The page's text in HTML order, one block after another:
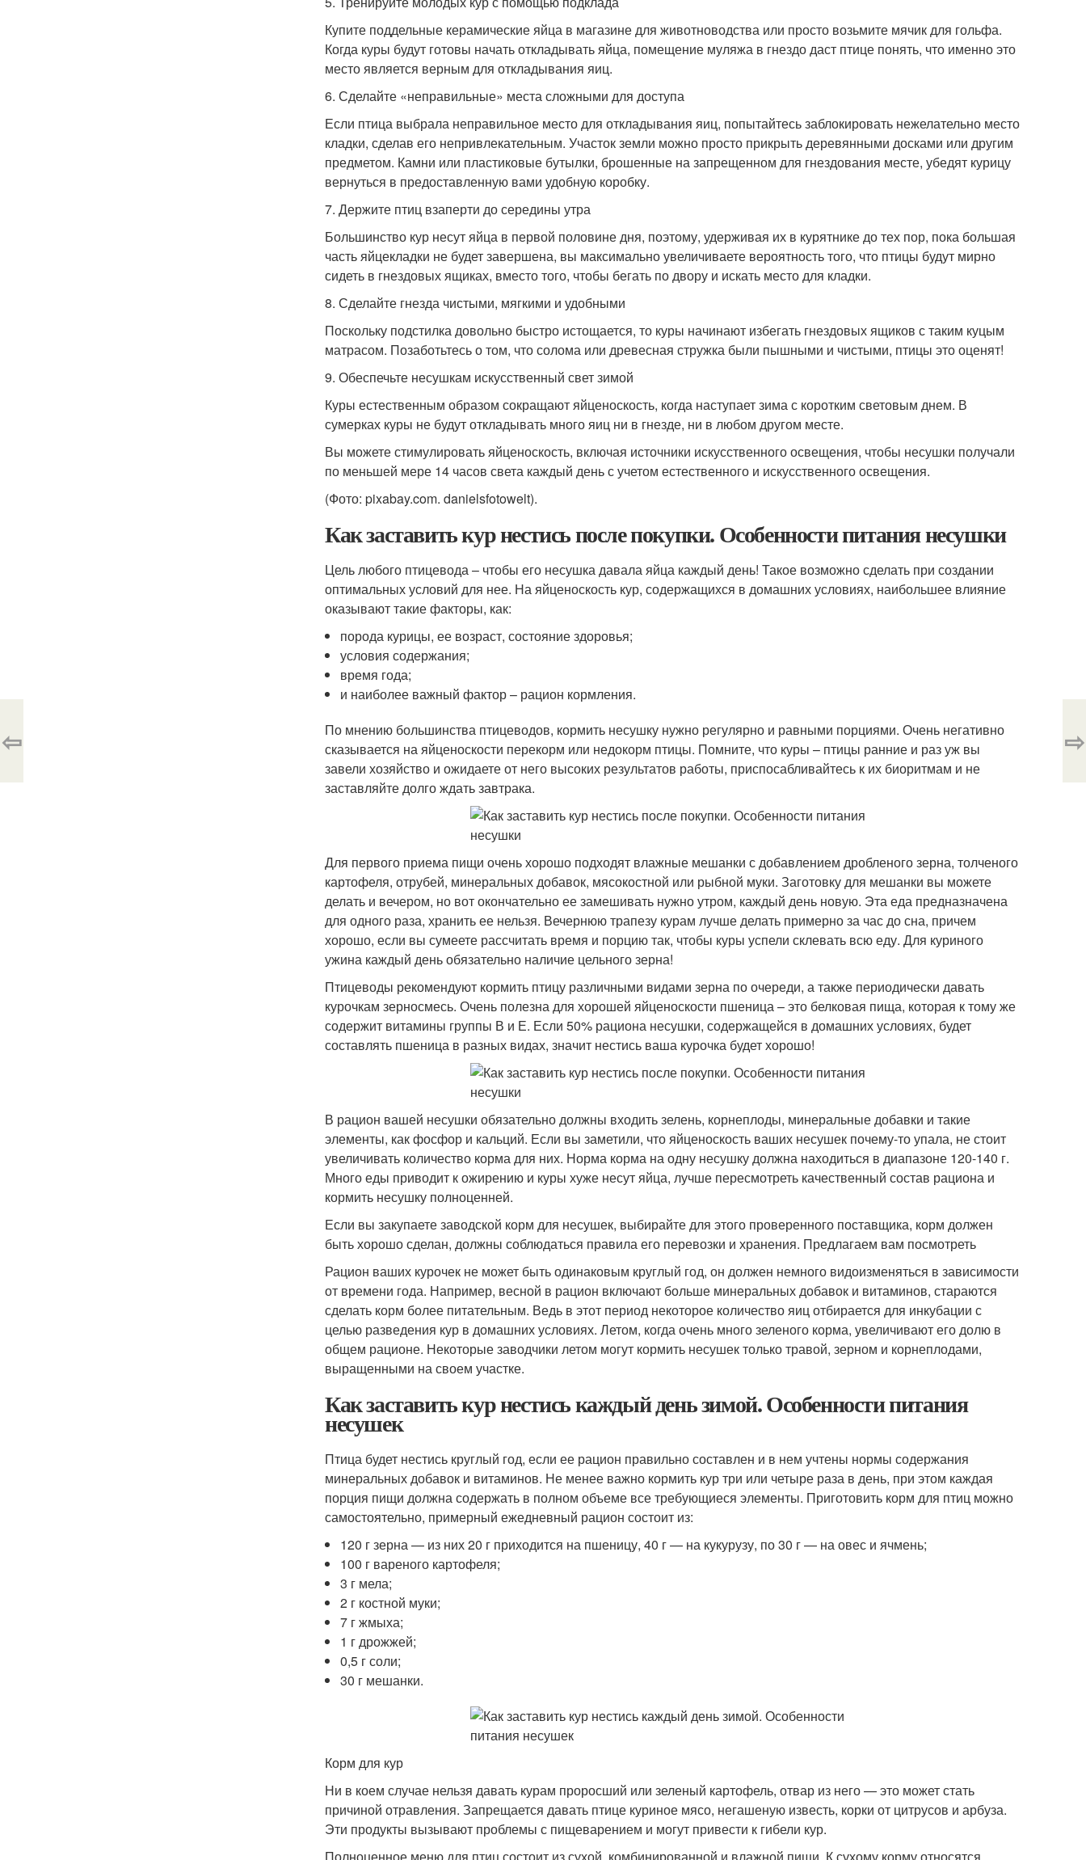
Купите поддельные керамические яйца в магазине для животноводства или просто возьмите мячик для гольфа.
Когда куры будут готовы начать откладывать яйца, помещение муляжа в гнездо даст птице понять, что именно это
место является верным для откладывания яиц.
6. Сделайте «неправильные» места сложными для доступа
Если птица выбрала неправильное место для откладывания яиц, попытайтесь заблокировать нежелательно место
кладки, сделав его непривлекательным. Участок земли можно просто прикрыть деревянными досками или другим
предметом. Камни или пластиковые бутылки, брошенные на запрещенном для гнездования месте, убедят курицу
вернуться в предоставленную вами удобную коробку.
7. Держите птиц взаперти до середины утра
Большинство кур несут яйца в первой половине дня, поэтому, удерживая их в курятнике до тех пор, пока большая
часть яйцекладки не будет завершена, вы максимально увеличиваете вероятность того, что птицы будут мирно
сидеть в гнездовых ящиках, вместо того, чтобы бегать по двору и искать место для кладки.
8. Сделайте гнезда чистыми, мягкими и удобными
Поскольку подстилка довольно быстро истощается, то куры начинают избегать гнездовых ящиков с таким куцым
матрасом. Позаботьтесь о том, что солома или древесная стружка были пышными и чистыми, птицы это оценят!
9. Обеспечьте несушкам искусственный свет зимой
Куры естественным образом сокращают яйценоскость, когда наступает зима с коротким световым днем. В
сумерках куры не будут откладывать много яиц ни в гнезде, ни в любом другом месте.
Вы можете стимулировать яйценоскость, включая источники искусственного освещения, чтобы несушки получали
по меньшей мере 14 часов света каждый день с учетом естественного и искусственного освещения.
(Фото: pixabay.com. danielsfotowelt).
Как заставить кур нестись после покупки. Особенности питания несушки
Цель любого птицевода – чтобы его несушка давала яйца каждый день! Такое возможно сделать при создании
оптимальных условий для нее. На яйценоскость кур, содержащихся в домашних условиях, наибольшее влияние
оказывают такие факторы, как:
порода курицы, ее возраст, состояние здоровья;
условия содержания;
время года;
и наиболее важный фактор – рацион кормления.
По мнению большинства птицеводов, кормить несушку нужно регулярно и равными порциями. Очень негативно
сказывается на яйценоскости перекорм или недокорм птицы. Помните, что куры – птицы ранние и раз уж вы
завели хозяйство и ожидаете от него высоких результатов работы, приспосабливайтесь к их биоритмам и не
заставляйте долго ждать завтрака.
Для первого приема пищи очень хорошо подходят влажные мешанки с добавлением дробленого зерна, толченого
картофеля, отрубей, минеральных добавок, мясокостной или рыбной муки. Заготовку для мешанки вы можете
делать и вечером, но вот окончательно ее замешивать нужно утром, каждый день новую. Эта еда предназначена
для одного раза, хранить ее нельзя. Вечернюю трапезу курам лучше делать примерно за час до сна, причем
хорошо, если вы сумеете рассчитать время и порцию так, чтобы куры успели склевать всю еду. Для куриного
ужина каждый день обязательно наличие цельного зерна!
Птицеводы рекомендуют кормить птицу различными видами зерна по очереди, а также периодически давать
курочкам зерносмесь. Очень полезна для хорошей яйценоскости пшеница – это белковая пища, которая к тому же
содержит витамины группы В и Е. Если 50% рациона несушки, содержащейся в домашних условиях, будет
составлять пшеница в разных видах, значит нестись ваша курочка будет хорошо!
В рацион вашей несушки обязательно должны входить зелень, корнеплоды, минеральные добавки и такие
элементы, как фосфор и кальций. Если вы заметили, что яйценоскость ваших несушек почему-то упала, не стоит
увеличивать количество корма для них. Норма корма на одну несушку должна находиться в диапазоне 120-140 г.
Много еды приводит к ожирению и куры хуже несут яйца, лучше пересмотреть качественный состав рациона и
кормить несушку полноценней.
Если вы закупаете заводской корм для несушек, выбирайте для этого проверенного поставщика, корм должен
быть хорошо сделан, должны соблюдаться правила его перевозки и хранения. Предлагаем вам посмотреть
Рацион ваших курочек не может быть одинаковым круглый год, он должен немного видоизменяться в зависимости
от времени года. Например, весной в рацион включают больше минеральных добавок и витаминов, стараются
сделать корм более питательным. Ведь в этот период некоторое количество яиц отбирается для инкубации с
целью разведения кур в домашних условиях. Летом, когда очень много зеленого корма, увеличивают его долю в
общем рационе. Некоторые заводчики летом могут кормить несушек только травой, зерном и корнеплодами,
выращенными на своем участке.
Как заставить кур нестись каждый день зимой. Особенности питания
несушек
Птица будет нестись круглый год, если ее рацион правильно составлен и в нем учтены нормы содержания
минеральных добавок и витаминов. Не менее важно кормить кур три или четыре раза в день, при этом каждая
порция пищи должна содержать в полном объеме все требующиеся элементы. Приготовить корм для птиц можно
самостоятельно, примерный ежедневный рацион состоит из:
120 г зерна — из них 20 г приходится на пшеницу, 40 г — на кукурузу, по 30 г — на овес и ячмень;
100 г вареного картофеля;
3 г мела;
2 г костной муки;
7 г жмыха;
1 г дрожжей;
0,5 г соли;
30 г мешанки.
Корм для кур
Ни в коем случае нельзя давать курам проросший или зеленый картофель, отвар из него — это может стать
причиной отравления. Запрещается давать птице куриное мясо, негашеную известь, корки от цитрусов и арбуза.
Эти продукты вызывают проблемы с пищеварением и могут привести к гибели кур.
⇦ ⇨